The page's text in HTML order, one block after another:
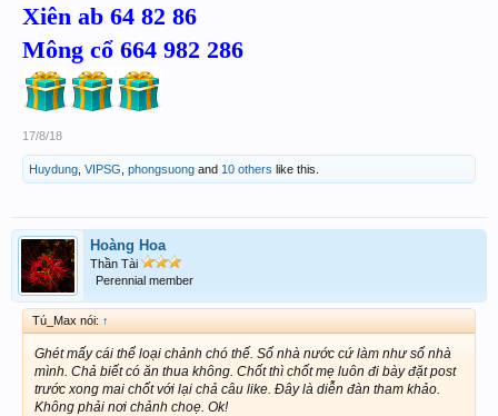
Xiên ab 64 82 86
Mông cổ 664 982 286
17/8/18
Huydung VIPSG phongsuong and 10 others like this.
Hoàng Hoa
Thần Tài
Perennial member
Tú_Max nói: ↑
Ghét mấy cái thể loại chảnh chó thế. Số nhà nước cứ làm như số nhà
mình. Chả biết có ăn thua không. Chốt thì chốt mẹ luôn đi bày đặt post
trước xong mai chốt với lại chả câu like. Đây là diễn đàn tham khảo.
Không phải nơi chảnh choẹ. Ok!